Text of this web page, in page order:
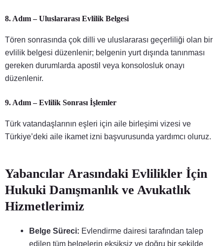
8. Adım – Uluslararası Evlilik Belgesi
Tören sonrasında çok dilli ve uluslararası geçerliliği olan bir
evlilik belgesi düzenlenir; belgenin yurt dışında tanınması
gereken durumlarda apostil veya konsolosluk onayı
düzenlenir.
9. Adım – Evlilik Sonrası İşlemler
Türk vatandaşlarının eşleri için aile birleşimi vizesi ve
Türkiye’deki aile ikamet izni başvurusunda yardımcı oluruz.
Yabancılar Arasındaki Evlilikler İçin
Hukuki Danışmanlık ve Avukatlık
Hizmetlerimiz
Belge Süreci: Evlendirme dairesi tarafından talep
edilen tüm belgelerin eksiksiz ve doğru bir şekilde